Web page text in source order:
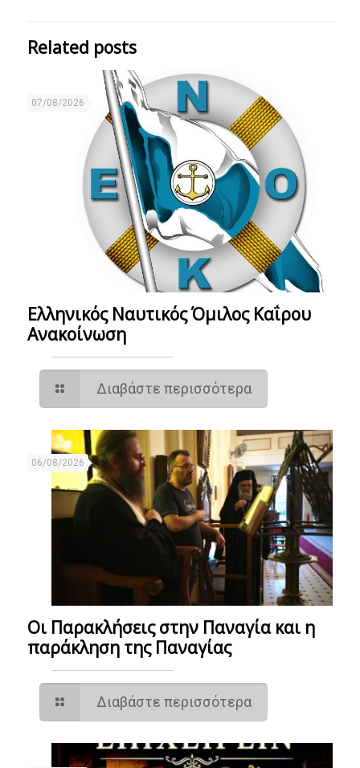
Related posts
07/08/2026
Ελληνικός Ναυτικός Όμιλος Καΐρου
Ανακοίνωση
Διαβάστε περισσότερα
06/08/2026
Οι Παρακλήσεις στην Παναγία και η
παράκληση της Παναγίας
Διαβάστε περισσότερα